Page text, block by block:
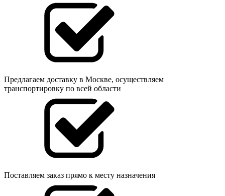
Предлагаем доставку в Москве, осуществляем
транспортировку по всей области
Поставляем заказ прямо к месту назначения